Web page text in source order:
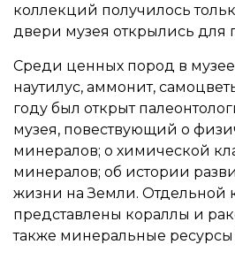
коллекций получилось
двери музея открылись для
Среди ценных пород в
наутилус, аммонит,
году был открыт
музея, повествующий о
минералов; о химической
минералов; об истории
жизни на Земли. Отдельной
представлены кораллы и
также минеральные ресурсы